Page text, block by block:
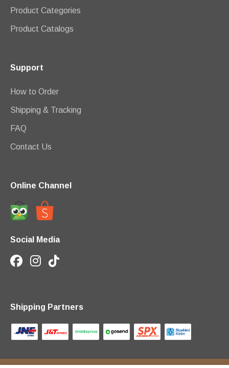
Product Categories
Product Catalogs
Support
How to Order
Shipping & Tracking
FAQ
Contact Us
Online Channel
Social Media
Shipping Partners